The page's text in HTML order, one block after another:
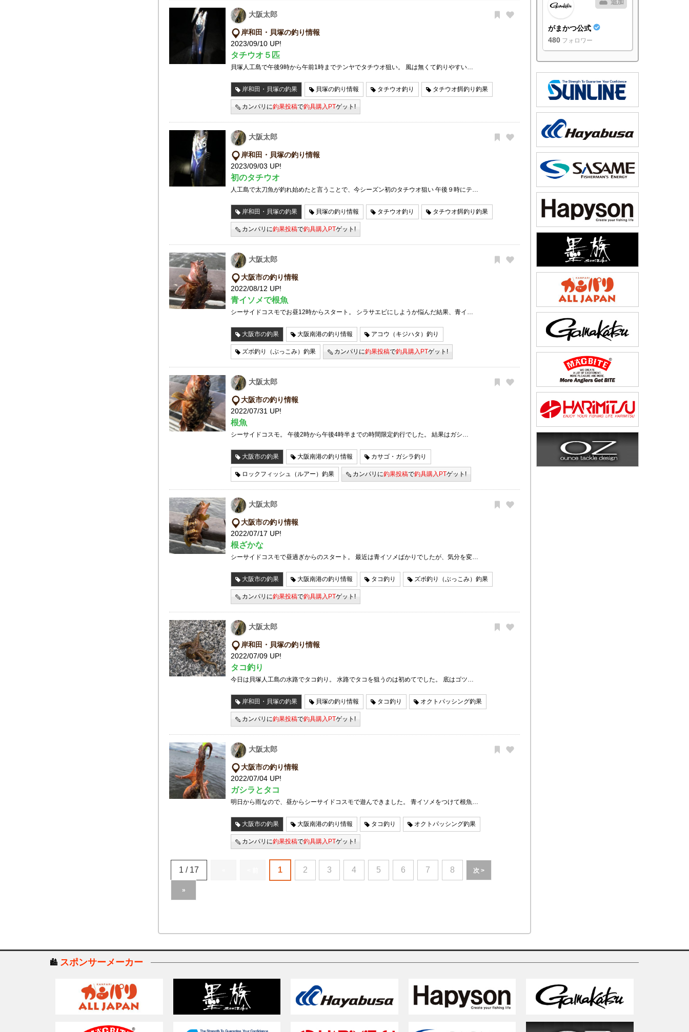
大阪太郎
岸和田・貝塚の釣り情報
2023/09/10 UP!
タチウオ５匹
貝塚人工島で午後9時から午前1時までテンヤでタチウオ狙い。 風は無くて釣りやすい…
岸和田・貝塚の釣果 貝塚の釣り情報 タチウオ釣り タチウオ餌釣り釣果
カンパリに釣果投稿で釣具購入PTゲット!
大阪太郎
岸和田・貝塚の釣り情報
2023/09/03 UP!
初のタチウオ
人工島で太刀魚が釣れ始めたと言うことで、今シーズン初のタチウオ狙い 午後９時にテ…
岸和田・貝塚の釣果 貝塚の釣り情報 タチウオ釣り タチウオ餌釣り釣果
カンパリに釣果投稿で釣具購入PTゲット!
大阪太郎
大阪市の釣り情報
2022/08/12 UP!
青イソメで根魚
シーサイドコスモでお昼12時からスタート。 シラサエビにしようか悩んだ結果、青イ…
大阪市の釣果 大阪南港の釣り情報 アコウ（キジハタ）釣り
ズボ釣り（ぶっこみ）釣果 カンパリに釣果投稿で釣具購入PTゲット!
大阪太郎
大阪市の釣り情報
2022/07/31 UP!
根魚
シーサイドコスモ。 午後2時から午後4時半までの時間限定釣行でした。 結果はガシ…
大阪市の釣果 大阪南港の釣り情報 カサゴ・ガシラ釣り
ロックフィッシュ（ルアー）釣果 カンパリに釣果投稿で釣具購入PTゲット!
大阪太郎
大阪市の釣り情報
2022/07/17 UP!
根ざかな
シーサイドコスモで昼過ぎからのスタート。 最近は青イソメばかりでしたが、気分を変…
大阪市の釣果 大阪南港の釣り情報 タコ釣り ズボ釣り（ぶっこみ）釣果
カンパリに釣果投稿で釣具購入PTゲット!
大阪太郎
岸和田・貝塚の釣り情報
2022/07/09 UP!
タコ釣り
今日は貝塚人工島の水路でタコ釣り。 水路でタコを狙うのは初めてでした。 底はゴツ…
岸和田・貝塚の釣果 貝塚の釣り情報 タコ釣り オクトパッシング釣果
カンパリに釣果投稿で釣具購入PTゲット!
大阪太郎
大阪市の釣り情報
2022/07/04 UP!
ガシラとタコ
明日から雨なので、昼からシーサイドコスモで遊んできました。 青イソメをつけて根魚…
大阪市の釣果 大阪南港の釣り情報 タコ釣り オクトパッシング釣果
カンパリに釣果投稿で釣具購入PTゲット!
1 / 17 1 2 3 4 5 6 7 8 次 >
»
追加
がまかつ公式
480 フォロワー
スポンサーメーカー